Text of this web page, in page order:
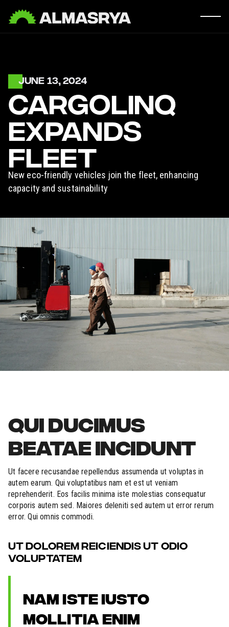
JUNE 13, 2024
CARGOLINQ
EXPANDS
FLEET
New eco-friendly vehicles join the fleet, enhancing
capacity and sustainability
QUI DUCIMUS
BEATAE INCIDUNT
Ut facere recusandae repellendus assumenda ut voluptas in
autem earum. Qui voluptatibus nam et est ut veniam
reprehenderit. Eos facilis minima iste molestias consequatur
corporis autem sed. Maiores deleniti sed autem ut error rerum
error. Qui omnis commodi.
UT DOLOREM REICIENDIS UT ODIO
VOLUPTATEM
NAM ISTE IUSTO
MOLLITIA ENIM